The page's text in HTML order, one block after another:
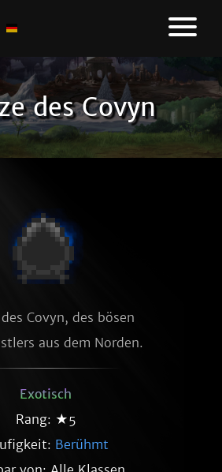
des Covyn
Covyn, des bösen
aus dem Norden.
Exotisch
Rang: ★5
Berühmt